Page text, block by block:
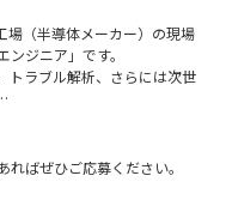
置性能で、世界の主要半導体
チング装置において世界N
を世界トップクラスの企業
ッチしたソリューションを
ダレスに連携するチームワ
った社員がお互いのアイデ
を目指す事で、数々の最先
場（半導体メーカー）の現場
ジニア」です。
トラブル解析、さらには次世
ばぜひご応募ください。